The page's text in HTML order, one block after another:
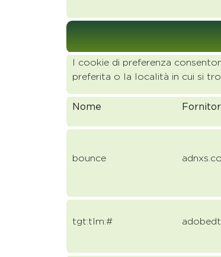
I cookie di preferenza
preferita o la località in cui si
Nome
bounce
tgt:tlm:#